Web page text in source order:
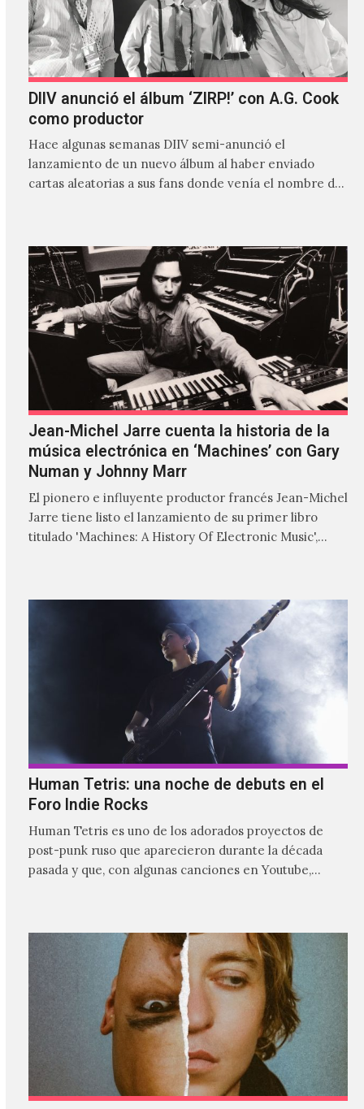
DIIV anunció el álbum ‘ZIRP!’ con A.G. Cook
como productor
Hace algunas semanas DIIV semi-anunció el
lanzamiento de un nuevo álbum al haber enviado
cartas aleatorias a sus fans donde venía el nombre de
Jean-Michel Jarre cuenta la historia de la
música electrónica en ‘Machines’ con Gary
Numan y Johnny Marr
El pionero e influyente productor francés Jean-Michel
Jarre tiene listo el lanzamiento de su primer libro
titulado 'Machines: A History Of Electronic Music',
Human Tetris: una noche de debuts en el
Foro Indie Rocks
Human Tetris es uno de los adorados proyectos de
post-punk ruso que aparecieron durante la década
pasada y que, con algunas canciones en Youtube,